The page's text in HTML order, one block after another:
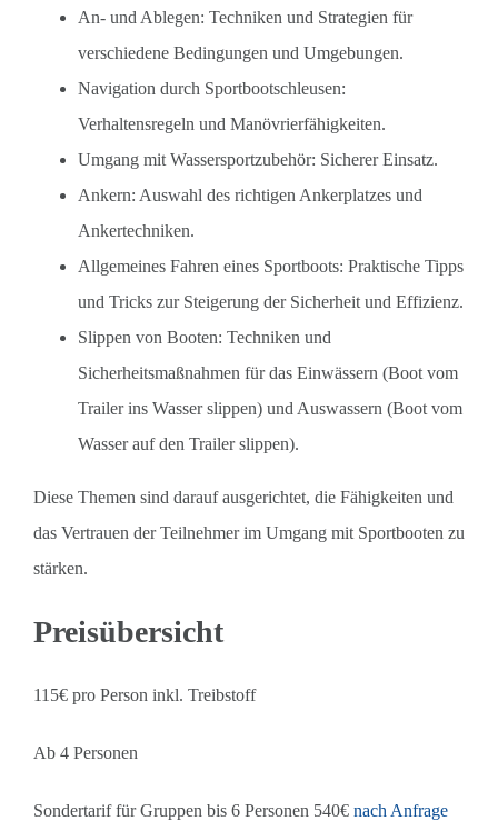
An- und Ablegen: Techniken und Strategien für
verschiedene Bedingungen und Umgebungen.
Navigation durch Sportbootschleusen:
Verhaltensregeln und Manövrierfähigkeiten.
Umgang mit Wassersportzubehör: Sicherer Einsatz.
Ankern: Auswahl des richtigen Ankerplatzes und
Ankertechniken.
Allgemeines Fahren eines Sportboots: Praktische Tipps
und Tricks zur Steigerung der Sicherheit und Effizienz.
Slippen von Booten: Techniken und
Sicherheitsmaßnahmen für das Einwässern (Boot vom
Trailer ins Wasser slippen) und Auswassern (Boot vom
Wasser auf den Trailer slippen).
Diese Themen sind darauf ausgerichtet, die Fähigkeiten und
das Vertrauen der Teilnehmer im Umgang mit Sportbooten zu
stärken.
Preisübersicht
115€ pro Person inkl. Treibstoff
Ab 4 Personen
Sondertarif für Gruppen bis 6 Personen 540€ nach Anfrage